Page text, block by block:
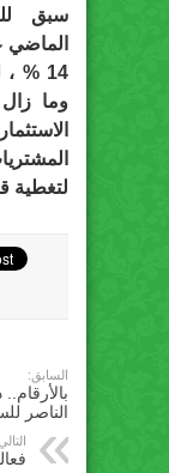
سبق
14
وما
لتغطية
السابق:
الناصر